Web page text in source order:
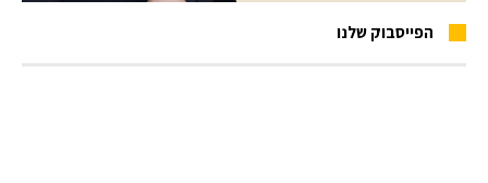
הפייסבוק שלנו